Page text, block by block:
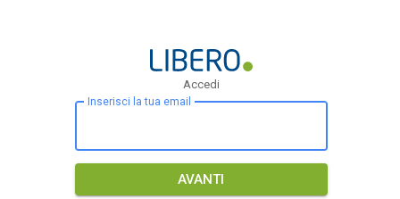
Accedi
Inserisci la tua email
AVANTI